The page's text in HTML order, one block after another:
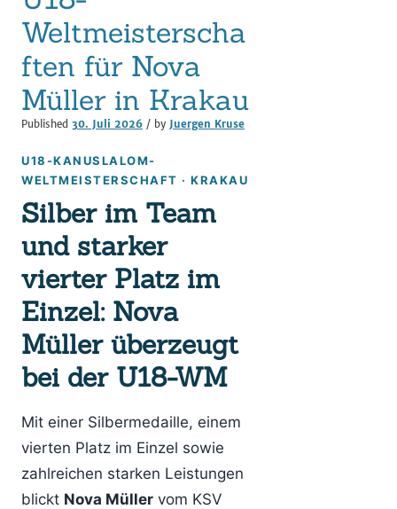
Weltmeisterscha
ften für Nova
Müller in Krakau
Published 30. Juli 2026 / by Juergen Kruse
U18-KANUSLALOM-
WELTMEISTERSCHAFT · KRAKAU
Silber im Team
und starker
vierter Platz im
Einzel: Nova
Müller überzeugt
bei der U18-WM
Mit einer Silbermedaille, einem
vierten Platz im Einzel sowie
zahlreichen starken Leistungen
blickt Nova Müller vom KSV